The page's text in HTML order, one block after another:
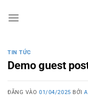
qua
TIN TỨC
Demo guest
ĐĂNG VÀO01/04/2025 BỞI